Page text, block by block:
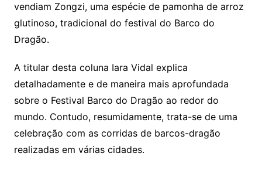
vendiam Zongzi, uma espécie de pamonha de arroz
glutinoso, tradicional do festival do Barco do
Dragão.
A titular desta coluna Iara Vidal explica
detalhadamente e de maneira mais aprofundada
sobre o Festival Barco do Dragão ao redor do
mundo. Contudo, resumidamente, trata-se de uma
celebração com as corridas de barcos-dragão
realizadas em várias cidades.